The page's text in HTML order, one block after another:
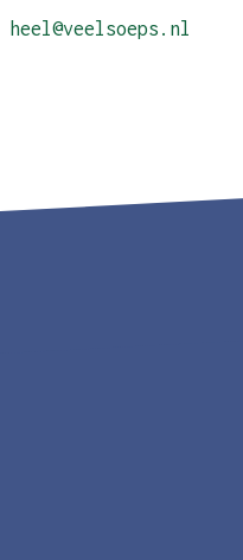
heel@veelsoeps.nl